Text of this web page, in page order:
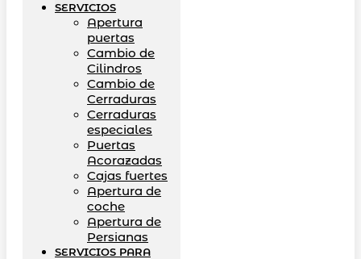
SERVICIOS
Apertura
puertas
Cambio de
Cilindros
Cambio de
Cerraduras
Cerraduras
especiales
Puertas
Acorazadas
Cajas fuertes
Apertura de
coche
Apertura de
Persianas
SERVICIOS PARA